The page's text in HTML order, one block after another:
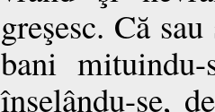
greşesc. Că
bani
înşelându-se,